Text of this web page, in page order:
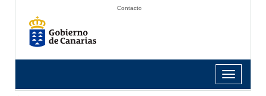
Contacto
Toggle
navigation